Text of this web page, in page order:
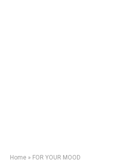
Home » FOR YOUR MOOD